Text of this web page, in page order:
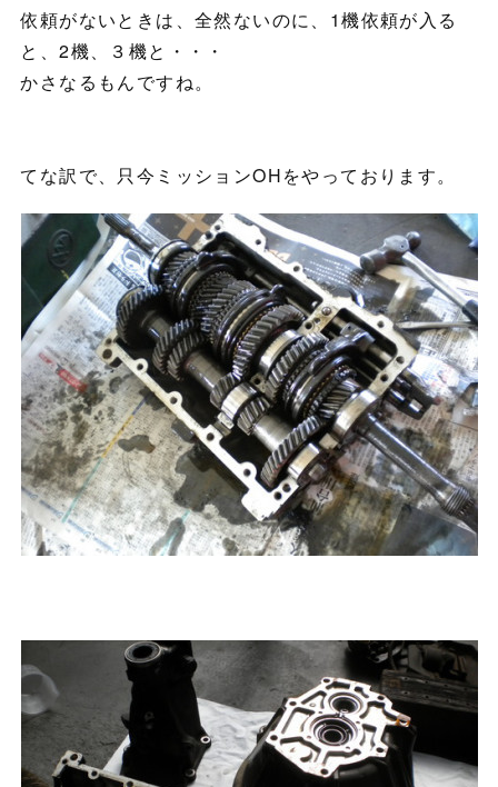
依頼がないときは、全然ないのに、1機依頼が入る
と、2機、３機と・・・
かさなるもんですね。
てな訳で、只今ミッションOHをやっております。